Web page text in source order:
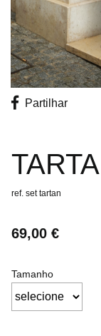
Partilhar
ref. set tartan
69,00 €
Tamanho